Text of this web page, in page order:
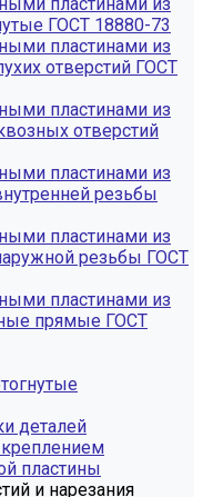
ГОСТ 18880-73
пластинами из
отверстий ГОСТ
пластинами из
отверстий
пластинами из
резьбы
пластинами из
резьбы ГОСТ
пластинами из
прямые ГОСТ
деталей
пластины
и нарезания